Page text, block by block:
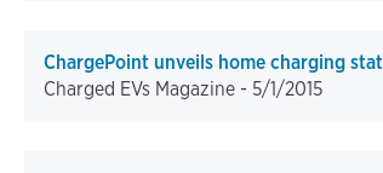
ChargePoint unveils home charging
Charged EVs Magazine - 5/1/2015